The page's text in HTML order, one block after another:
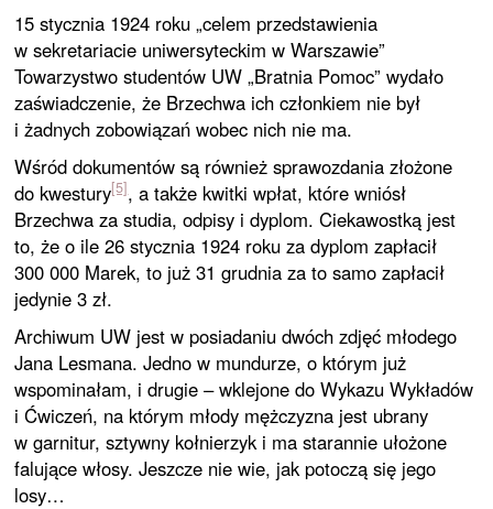
15 stycznia 1924 roku „celem przedstawienia
w sekretariacie uniwersyteckim w Warszawie”
Towarzystwo studentów UW „Bratnia Pomoc” wydało
zaświadczenie, że Brzechwa ich członkiem nie był
i żadnych zobowiązań wobec nich nie ma.
Wśród dokumentów są również sprawozdania złożone
do kwestury[5], a także kwitki wpłat, które wniósł
Brzechwa za studia, odpisy i dyplom. Ciekawostką jest
to, że o ile 26 stycznia 1924 roku za dyplom zapłacił
300 000 Marek, to już 31 grudnia za to samo zapłacił
jedynie 3 zł.
Archiwum UW jest w posiadaniu dwóch zdjęć młodego
Jana Lesmana. Jedno w mundurze, o którym już
wspominałam, i drugie – wklejone do Wykazu Wykładów
i Ćwiczeń, na którym młody mężczyzna jest ubrany
w garnitur, sztywny kołnierzyk i ma starannie ułożone
falujące włosy. Jeszcze nie wie, jak potoczą się jego
losy…